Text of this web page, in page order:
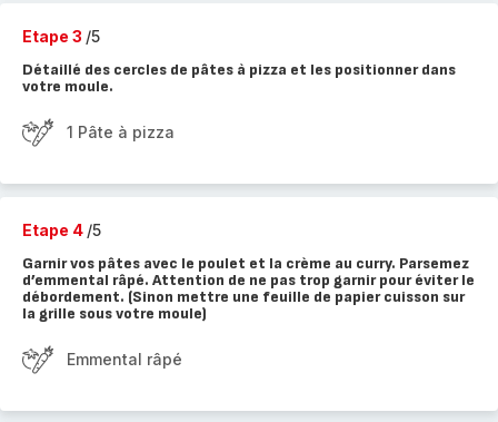
Etape 3 /5
Détaillé des cercles de pâtes à pizza et les positionner dans
votre moule.
1 Pâte à pizza
Etape 4 /5
Garnir vos pâtes avec le poulet et la crème au curry. Parsemez
d’emmental râpé. Attention de ne pas trop garnir pour éviter le
débordement. (Sinon mettre une feuille de papier cuisson sur
la grille sous votre moule)
Emmental râpé